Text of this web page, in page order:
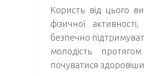
Користь від цього
фізичної
безпечно
молодість
почуватися